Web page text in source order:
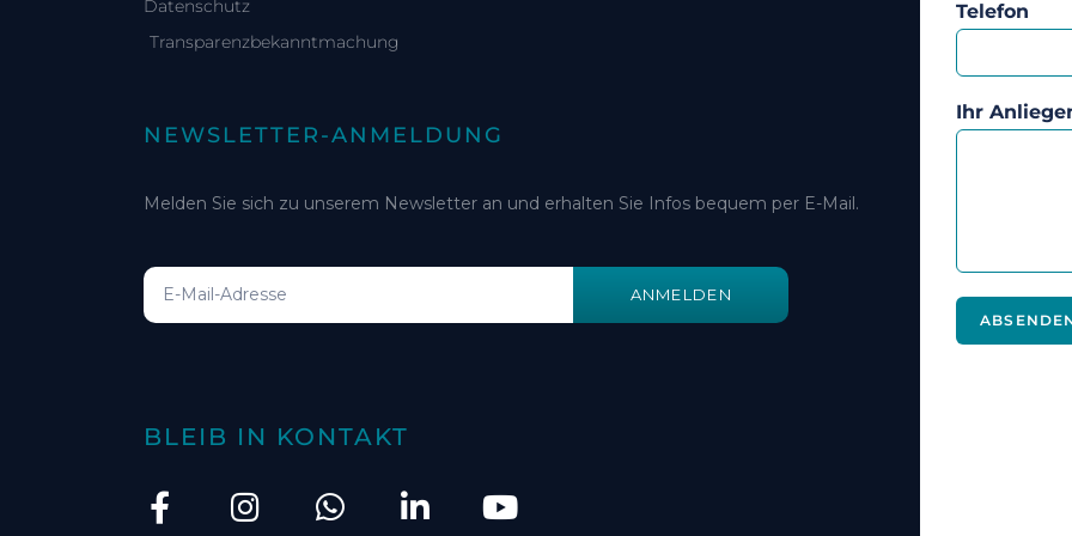
Datenschutz
Transparenzbekanntmachung
NEWSLETTER-ANMELDUNG
Melden Sie sich zu unserem Newsletter an und erhalten Sie Infos bequem per E-Mail.
ANMELDEN
BLEIB IN KONTAKT
Telefon
Ihr